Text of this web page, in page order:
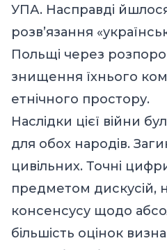
УПА. Насправді
розв’язання
Польщі через
знищення їхнього
етнічного простору.
Наслідки цієї війни
для обох народів.
цивільних. Точні
предметом дискусій,
консенсусу щодо
більшість оцінок